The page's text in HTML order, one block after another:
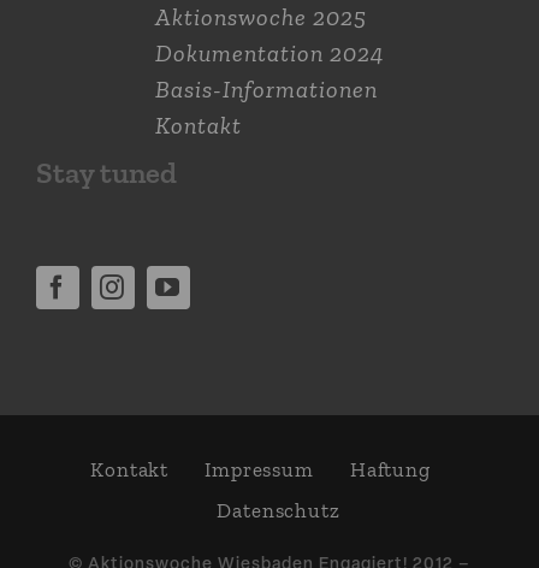
Aktions­woche 2025
Dokumen­tation 2024
Basis-Informationen
Kontakt
Stay tuned
Kontakt Impressum
Haftung
Daten­schutz
© Aktions­woche Wiesbaden Engagiert! 2012 –